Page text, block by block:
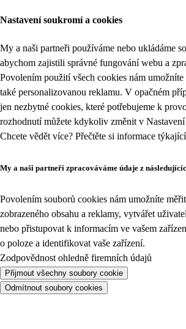
Nastavení soukromí a cookies
My a naši partneři používáme nebo ukládáme
abychom zajistili správné fungování webu a
Povolením použití všech cookies nám
také personalizovanou reklamu. V opačném
jen nezbytné cookies, které potřebujeme k
rozhodnutí můžete kdykoliv změnit v
Chcete vědět více? Přečtěte si informace
My a naši partneři zpracováváme údaje z
Povolením souborů cookies nám umožníte
zobrazeného obsahu a reklamy, vytvářet
nebo přistupovat k informacím ve vašem
o poloze a identifikovat vaše zařízení.
Zodpovědnost ohledně firemních údajů
Přijmout všechny soubory cookie
Odmítnout soubory cookies